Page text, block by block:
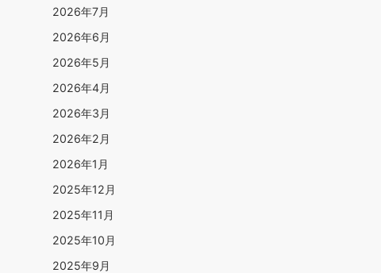
2026年7月
2026年6月
2026年5月
2026年4月
2026年3月
2026年2月
2026年1月
2025年12月
2025年11月
2025年10月
2025年9月